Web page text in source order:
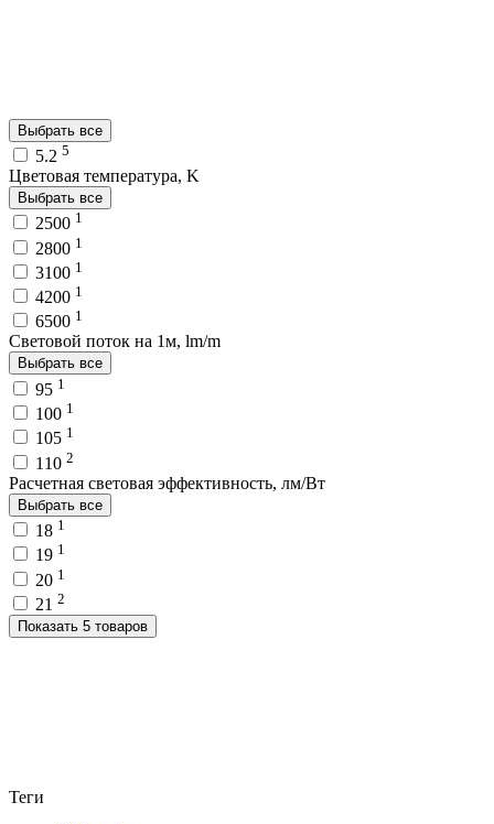
Выбрать все
5.2 5
Цветовая температура, K
Выбрать все
2500 1
2800 1
3100 1
4200 1
6500 1
Световой поток на 1м, lm/m
Выбрать все
95 1
100 1
105 1
110 2
Расчетная световая эффективность, лм/Вт
Выбрать все
18 1
19 1
20 1
21 2
Показать 5 товаров
Теги